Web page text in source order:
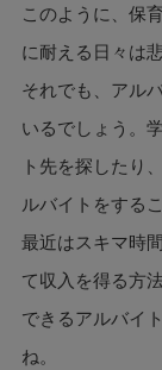
このように、保
に耐える日々は
それでも、アル
いるでしょう。
ト先を探したり
ルバイトをする
最近はスキマ時
て収入を得る方
できるアルバイ
ね。